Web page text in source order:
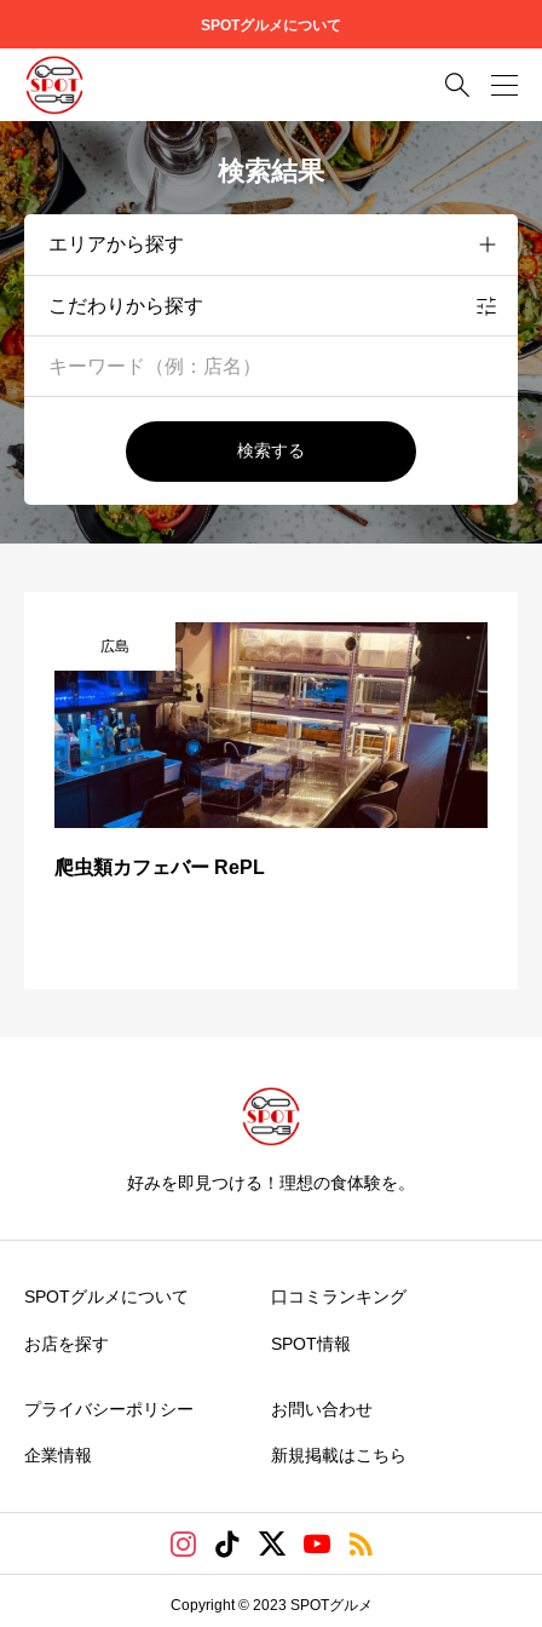
SPOTグルメについて

検索結果
こだわりから探す
検索する
広島
爬虫類カフェバー RePL
好みを即見つける！理想の食体験を。
SPOTグルメについて
お店を探す
口コミランキング
SPOT情報
プライバシーポリシー
企業情報
お問い合わせ
新規掲載はこちら
Copyright © 2023 SPOTグルメ